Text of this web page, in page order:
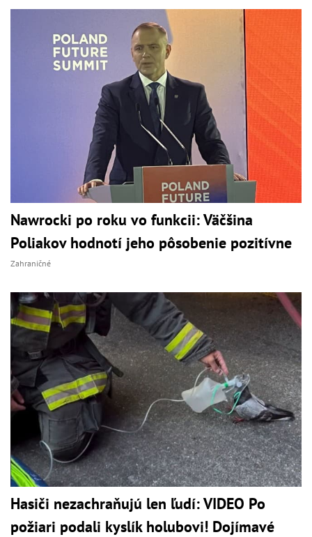
Nawrocki po roku vo funkcii: Väčšina
Poliakov hodnotí jeho pôsobenie pozitívne
Zahraničné
Hasiči nezachraňujú len ľudí: VIDEO Po
požiari podali kyslík holubovi! Dojímavé